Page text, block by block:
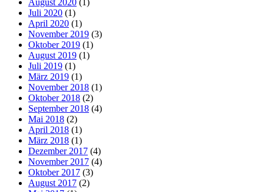
Juli 2020 (1)
April 2020 (1)
November 2019 (3)
Oktober 2019 (1)
August 2019 (1)
Juli 2019 (1)
März 2019 (1)
November 2018 (1)
Oktober 2018 (2)
September 2018 (4)
Mai 2018 (2)
April 2018 (1)
März 2018 (1)
Dezember 2017 (4)
November 2017 (4)
Oktober 2017 (3)
August 2017 (2)